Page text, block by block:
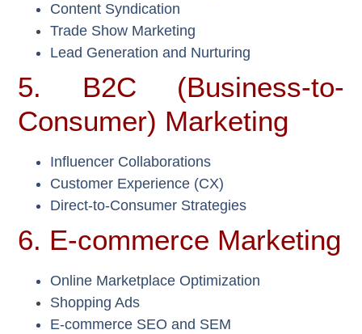
Content Syndication
Trade Show Marketing
Lead Generation and Nurturing
5. B2C (Business-to-
Consumer) Marketing
Influencer Collaborations
Customer Experience (CX)
Direct-to-Consumer Strategies
6. E-commerce Marketing
Online Marketplace Optimization
Shopping Ads
E-commerce SEO and SEM